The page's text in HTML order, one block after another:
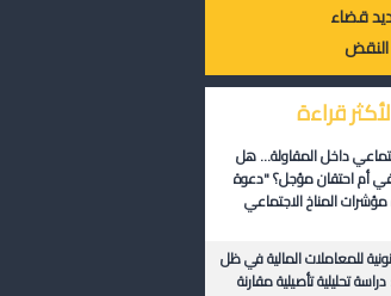
قضاء
النقض
قراءة
داخل المقاولة... هل
أم احتقان مؤجل؟ "دعوة
المناخ الاجتماعي
للمعاملات المالية في ظل
تحليلية تأصيلية مقارنة